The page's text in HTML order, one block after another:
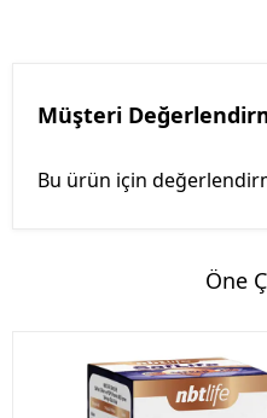
Müşteri
Bu ürün için
Öne